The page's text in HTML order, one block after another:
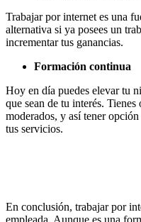
Trabajar por internet es una
alternativa si ya posees un
incrementar tus ganancias.
Formación continua
Hoy en día puedes elevar tu
que sean de tu interés.
moderados, y así tener
tus servicios.
En conclusión, trabajar por